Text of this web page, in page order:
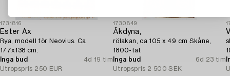
1731816
Ester Ax
Rya, modell för Neovius. Ca
177x138 cm.
Inga bud
4d 19 tim
Utropspris 250 EUR
1730849
Åkdyna,
rölakan, ca 105 x 49 cm Skåne,
1800-tal.
Inga bud
6d 23 tim
Utropspris 2 500 SEK